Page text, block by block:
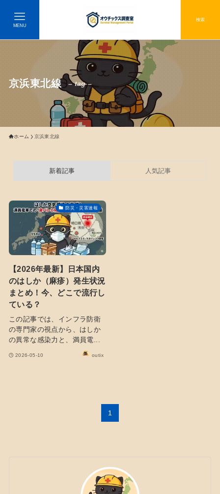
検索
MENU
京浜東北線 – tag –
ホーム 京浜東北線
新着記事 人気記事
防災・災害速報
【2026年最新】日本国内
のはしか（麻疹）発生状況
まとめ！今、どこで流行し
ている？
この記事では、インフラ防衛
の専門家の視点から、はしか
の異常な感染力と、満員電...
2026-05-10 outix
1